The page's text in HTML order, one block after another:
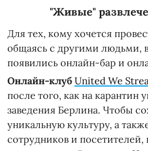
"Живые"
Для тех, кому хочется
общаясь с другими людьми,
появились онлайн-бар и
Онлайн-клуб United We
после того, как на карантин
заведения Берлина. Чтобы
уникальную культуру, а
сотрудников и посетителей,